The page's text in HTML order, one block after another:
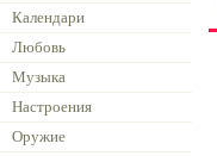
Календари
Любовь
Музыка
Настроения
Оружие